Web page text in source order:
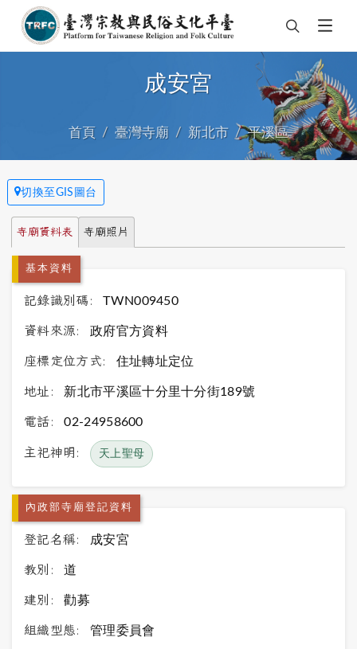
成安宮
首頁 臺灣寺廟 新北市 平溪區
切換至GIS圖台
寺廟資料表 寺廟照片
基本資料
記錄識別碼: TWN009450
資料來源: 政府官方資料
座標定位方式: 住址轉址定位
地址: 新北市平溪區十分里十分街189號
電話: 02-24958600
主祀神明: 天上聖母
內政部寺廟登記資料
登記名稱: 成安宮
教別: 道
建別: 勸募
組織型態: 管理委員會